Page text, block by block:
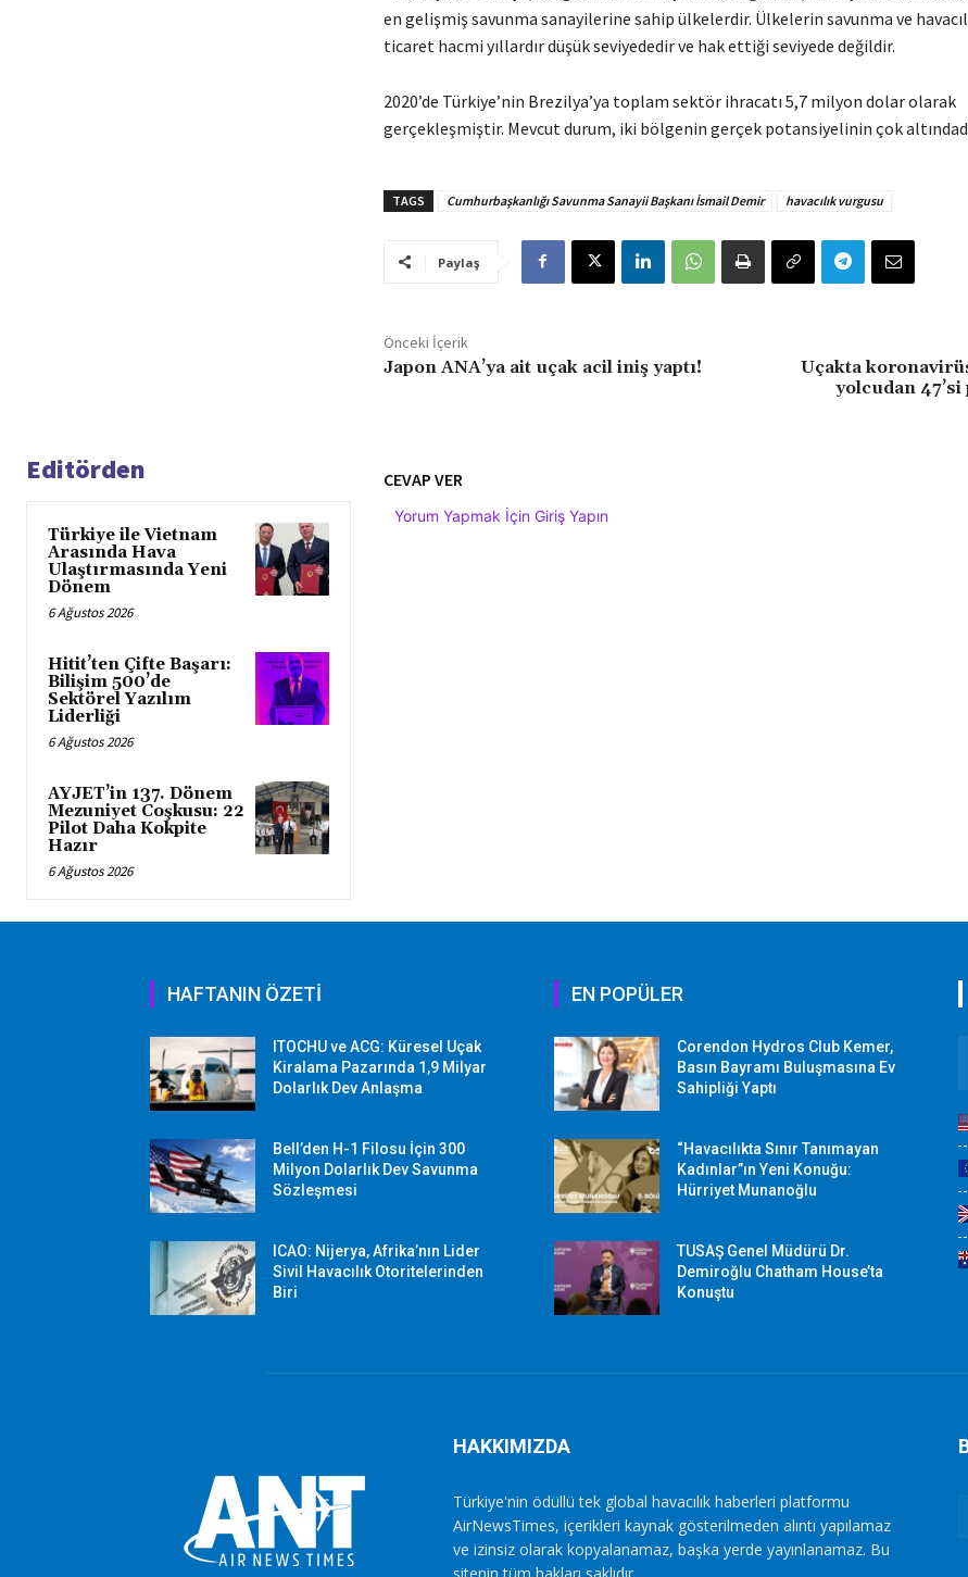
en gelişmiş savunma sanayilerine sahip ülkelerdir. Ülkelerin savunma ve
ticaret hacmi yıllardır düşük seviyededir ve hak ettiği seviyede değildir.
2020’de Türkiye’nin Brezilya’ya toplam sektör ihracatı 5,7 milyon dolar olarak
gerçekleşmiştir. Mevcut durum, iki bölgenin gerçek potansiyelinin çok
TAGS Cumhurbaşkanlığı Savunma Sanayii Başkanı İsmail Demir havacılık vurgusu
Paylaş
Önceki İçerik
Japon ANA’ya ait uçak acil iniş yaptı!
Uçakta
yolcudan 47’si
Editörden
Türkiye ile Vietnam
Arasında Hava
Ulaştırmasında Yeni
Dönem
6 Ağustos 2026
Hitit’ten Çifte Başarı:
Bilişim 500’de
Sektörel Yazılım
Liderliği
6 Ağustos 2026
AYJET’in 137. Dönem
Mezuniyet Coşkusu: 22
Pilot Daha Kokpite
Hazır
6 Ağustos 2026
CEVAP VER
Yorum Yapmak İçin Giriş Yapın
HAFTANIN ÖZETİ
ITOCHU ve ACG: Küresel Uçak
Kiralama Pazarında 1,9 Milyar
Dolarlık Dev Anlaşma
Bell’den H-1 Filosu İçin 300
Milyon Dolarlık Dev Savunma
Sözleşmesi
ICAO: Nijerya, Afrika’nın Lider
Sivil Havacılık Otoritelerinden
Biri
EN POPÜLER
Corendon Hydros Club Kemer,
Basın Bayramı Buluşmasına Ev
Sahipliği Yaptı
“Havacılıkta Sınır Tanımayan
Kadınlar”ın Yeni Konuğu:
Hürriyet Munanoğlu
TUSAŞ Genel Müdürü Dr.
Demiroğlu Chatham House’ta
Konuştu
HAKKIMIZDA
Türkiye'nin ödüllü tek global havacılık haberleri platformu
AirNewsTimes, içerikleri kaynak gösterilmeden alıntı yapılamaz
ve izinsiz olarak kopyalanamaz, başka yerde yayınlanamaz. Bu